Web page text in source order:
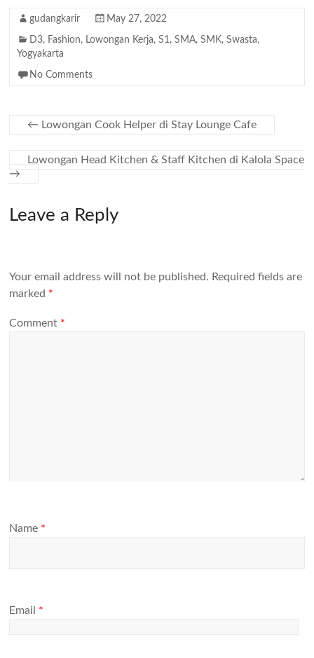
gudangkarir May 27, 2022
D3, Fashion, Lowongan Kerja,S1,SMA,SMK,Swasta,
Yogyakarta
No Comments
← Lowongan Cook Helper di Stay Lounge Cafe
Lowongan Head Kitchen & Staff Kitchen di Kalola Space
→
Leave a Reply
Your email address will not be published. Required fields are
marked *
Comment *
Name *
Email *